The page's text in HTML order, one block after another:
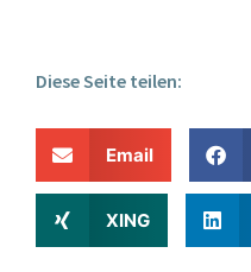
Diese Seite teilen:
Email
XING